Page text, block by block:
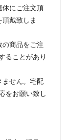
休にご注文頂
戴致しま
の商品をご注
ることがあり
ません。宅配
をお願い致し